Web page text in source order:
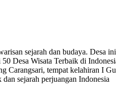
sejarah dan budaya. Desa
Desa Wisata Terbaik di
Carangsari, tempat kelahiran I
sejarah perjuangan Indonesia